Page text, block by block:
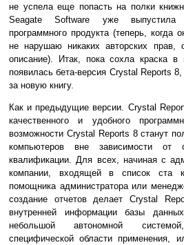
не успела еще попасть на полки
Seagate Software уже
программного продукта (теперь, когда
не нарушаю никаких авторских прав,
описание). Итак, пока сохла краска
появилась бета-версия Crystal Reports
за новую книгу.
Как и предыдущие версии. Crystal
качественного и удобного
возможности Crystal Reports 8 станут
компьютеров вне зависимости от
квалификации. Для всех, начиная с
компании, входящей в список ста
помощника администратора или
создание отчетов делает Crystal
внутренней информации базы
небольшой автономной
специфической области применения,